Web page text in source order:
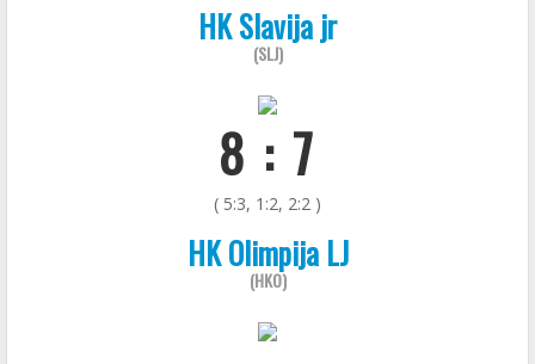
HK Slavija jr
(SLJ)
8 : 7
( 5:3, 1:2, 2:2 )
HK Olimpija LJ
(HKO)